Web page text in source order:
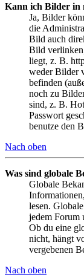
Kann ich Bilder in
Ja, Bilder
die
Bild auch
Bild
liegt, z. B.
weder Bilder
befinden
noch zu
sind, z. B.
Passwort
benutze den
Nach oben
Was sind globale
Globale
lesen.
jedem Forum
Ob du eine
nicht, hängt
vergebenen
Nach oben